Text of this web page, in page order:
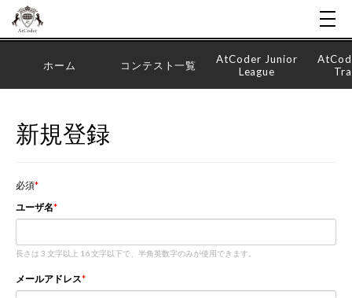
ホーム コンテスト一覧
AtCoder Junior
League
新規登録
必須
ユーザ名
長さは 3 文字以上 16 文字以下で、半角英数字のみが使用できます。
メールアドレス